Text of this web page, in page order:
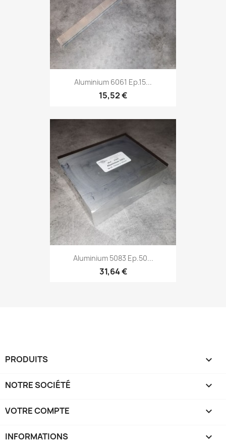
Aluminium 6061 Ep.15...
15,52 €
Aluminium 5083 Ep.50...
31,64 €
PRODUITS 
NOTRE SOCIÉTÉ 
VOTRE COMPTE 
INFORMATIONS keyboard_arrow_down